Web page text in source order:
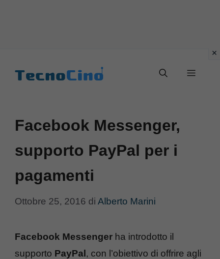
Menu
Facebook Messenger,
supporto PayPal per i
pagamenti
Ottobre 25, 2016 di Alberto Marini
Facebook Messenger ha introdotto il
supporto PayPal, con l’obiettivo di offrire agli